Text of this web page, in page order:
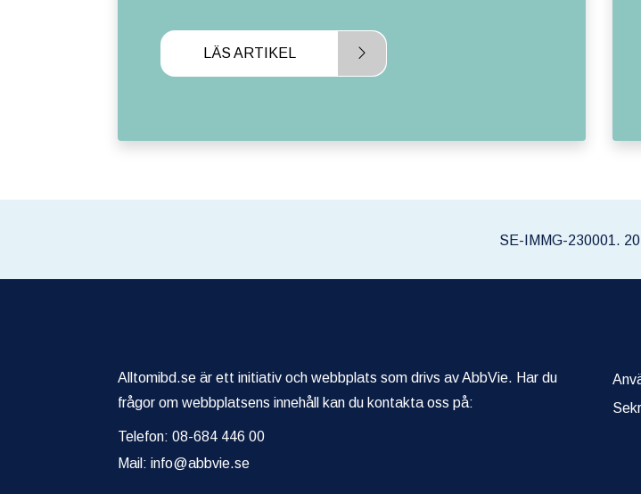
LÄS ARTIKEL
SE-IMMG-230001.
Alltomibd.se är ett initiativ och webbplats som drivs av AbbVie. Har du
frågor om webbplatsens innehåll kan du kontakta oss på:
Telefon: 08-684 446 00
Mail: info@abbvie.se